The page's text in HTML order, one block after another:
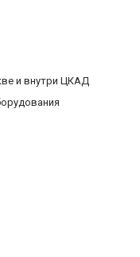
и внутри ЦКАД